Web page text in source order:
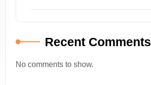
Recent Comments
No comments to show.